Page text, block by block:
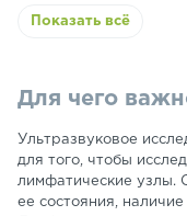
Показать всё
Для чего
Ультразвуковое
для того, чтобы
лимфатические узлы.
ее состояния,